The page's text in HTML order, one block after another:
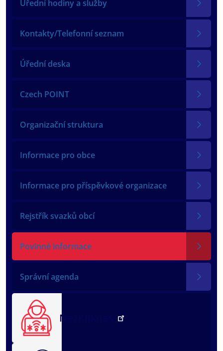
Úřední hodiny a služby
Kontakty/Telefonní seznam
Úřední deska
Czech POINT
Organizační struktura
Informace pro obce
Informace pro příspěvkové organizace
Rejstřík svazků obcí
Povinné informace
Správní agenda
NežKlikneš